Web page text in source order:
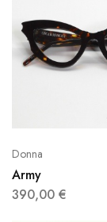
Donna
Army
390,00 €